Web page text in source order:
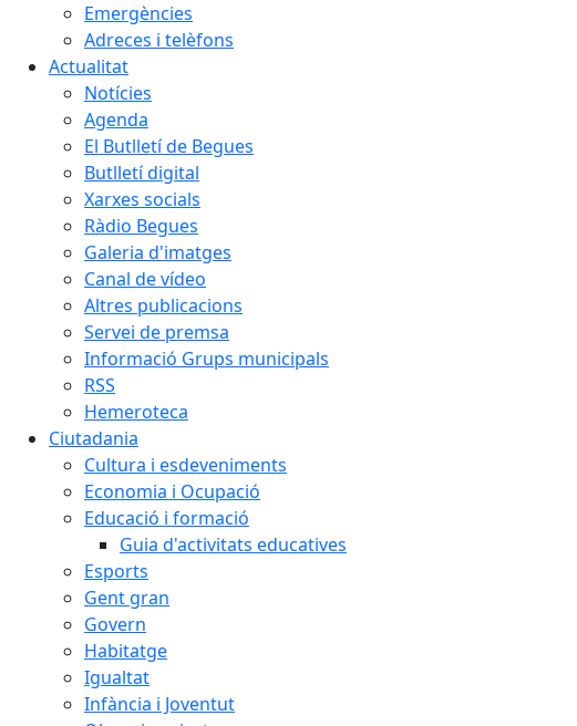
Emergències
Adreces i telèfons
Actualitat
Notícies
Agenda
El Butlletí de Begues
Butlletí digital
Xarxes socials
Ràdio Begues
Galeria d'imatges
Canal de vídeo
Altres publicacions
Servei de premsa
Informació Grups municipals
RSS
Hemeroteca
Ciutadania
Cultura i esdeveniments
Economia i Ocupació
Educació i formació
Guia d'activitats educatives
Esports
Gent gran
Govern
Habitatge
Igualtat
Infància i Joventut